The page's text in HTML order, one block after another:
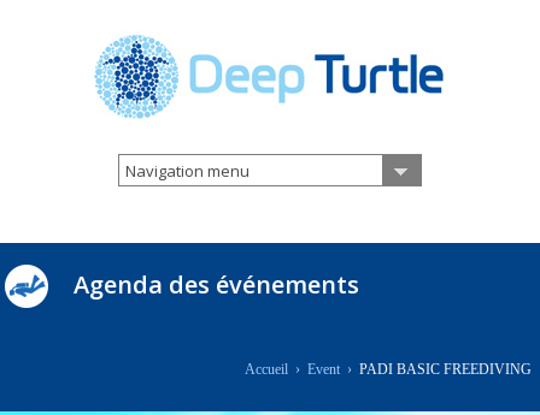
Navigation menu
Agenda des événements
Accueil› Event› PADI BASIC FREEDIVING